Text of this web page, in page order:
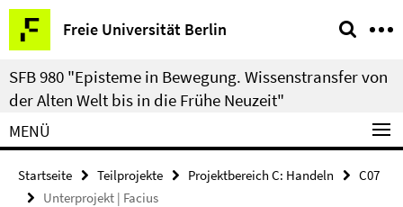
Springe
direkt
zu
Inhalt
Freie Universität Berlin
Service-
Navigation
SFB 980 "Episteme in Bewegung. Wissenstransfer von
der Alten Welt bis in die Frühe Neuzeit"
MENÜ
Startseite Teilprojekte Projektbereich C: Handeln
C07
Unterprojekt | Facius